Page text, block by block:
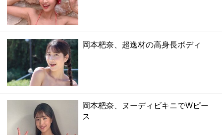
岡本杷奈、超逸材の高身長ボディ
岡本杷奈、ヌーディビキニでWピー
ス